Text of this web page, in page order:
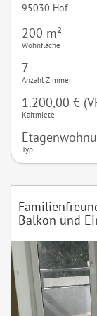
95030 Hof
200 m²
Wohnfläche
7
Anzahl Zimmer
1.200,00 €
Kaltmiete
Typ
Balkon und